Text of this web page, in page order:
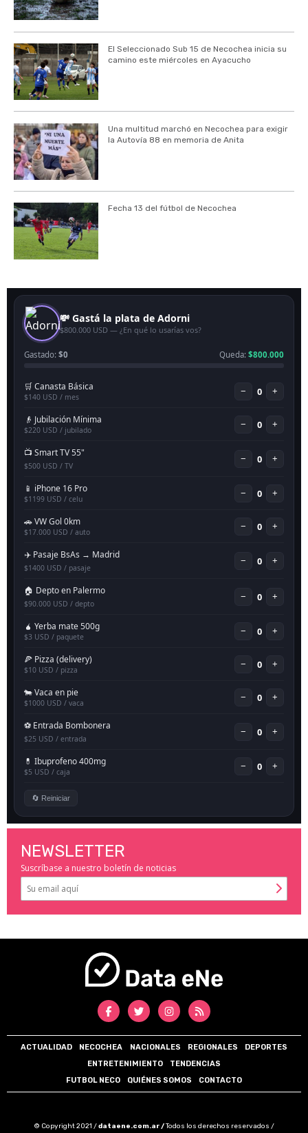
El Seleccionado Sub 15 de Necochea inicia su
camino este miércoles en Ayacucho
Una multitud marchó en Necochea para exigir
la Autovía 88 en memoria de Anita
Fecha 13 del fútbol de Necochea
NEWSLETTER
Suscríbase a nuestro boletín de noticias
ACTUALIDAD NECOCHEA NACIONALES REGIONALES
DEPORTES
ENTRETENIMIENTO
TENDENCIAS
FUTBOL NECO
QUIÉNES SOMOS CONTACTO
© Copyright 2021 /dataene.com.ar /Todos los derechos reservados /